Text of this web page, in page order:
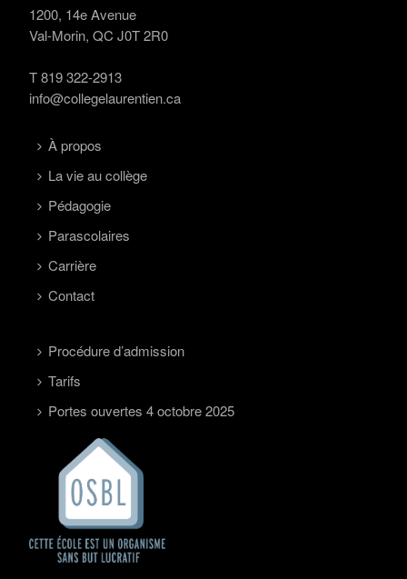
1200, 14e Avenue
Val-Morin, QC J0T 2R0
T819 322-2913
info@collegelaurentien.ca
À propos
La vie au collège
Pédagogie
Parascolaires
Carrière
Contact
Procédure d’admission
Tarifs
Portes ouvertes 4 octobre 2025